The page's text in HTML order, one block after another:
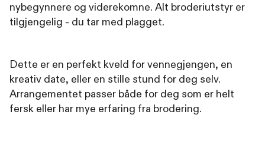
nybegynnere og viderekomne. Alt broderiutstyr er
tilgjengelig - du tar med plagget.
Dette er en perfekt kveld for vennegjengen, en
kreativ date, eller en stille stund for deg selv.
Arrangementet passer både for deg som er helt
fersk eller har mye erfaring fra brodering.